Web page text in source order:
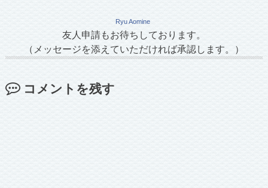
Ryu Aomine
友人申請もお待ちしております。
（メッセージを添えていただければ承認します。）
コメントを残す